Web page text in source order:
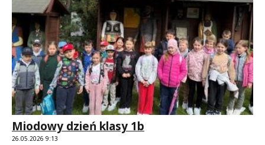
Miodowy dzień klasy 1b
26.05.2026 9:13